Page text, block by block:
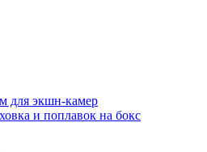
для экшн-камер
и поплавок на бокс